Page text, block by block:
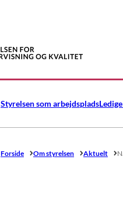
Styrelsen som arbejdsplads
Forside Om styrelsen Aktuelt